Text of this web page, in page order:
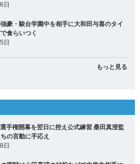
日
豪・駿台学園中を相手に大和田与喜のタイ
食らいつく
日
もっと見る
手権開幕を翌日に控え公式練習 桑田真澄監
の言動に手応え
日